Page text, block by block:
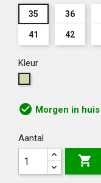
35 36
41 42
Kleur
check_circle Morgen in huis
Aantal
